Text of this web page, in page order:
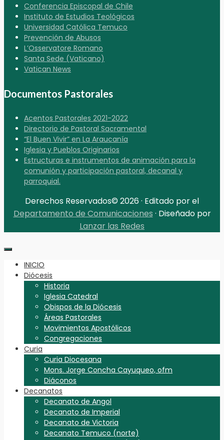
Conferencia Episcopal de Chile
Instituto de Estudios Teológicos
Universidad Católica Temuco
Prevención de Abusos
L’Osservatore Romano
Santa Sede (Vaticano)
Vatican News
Documentos Pastorales
Acentos Pastorales 2021-2022
Directorio de Pastoral Sacramental
“El Buen Vivir” en La Araucanía
Iglesia y Pueblos Originarios
Estructuras e instrumentos de animación para la
comunión y participación pastoral, decanal y
parroquial.
Derechos Reservados© 2026 · Editado por el
Departamento de Comunicaciones · Diseñado por
Lanzar las Redes
INICIO
Diócesis
Historia
Iglesia Catedral
Obispos de la Diócesis
Áreas Pastorales
Movimientos Apostólicos
Congregaciones
Curia
Curia Diocesana
Mons. Jorge Concha Cayuqueo, ofm
Diáconos
Decanatos
Decanato de Angol
Decanato de Imperial
Decanato de Victoria
Decanato Temuco (norte)